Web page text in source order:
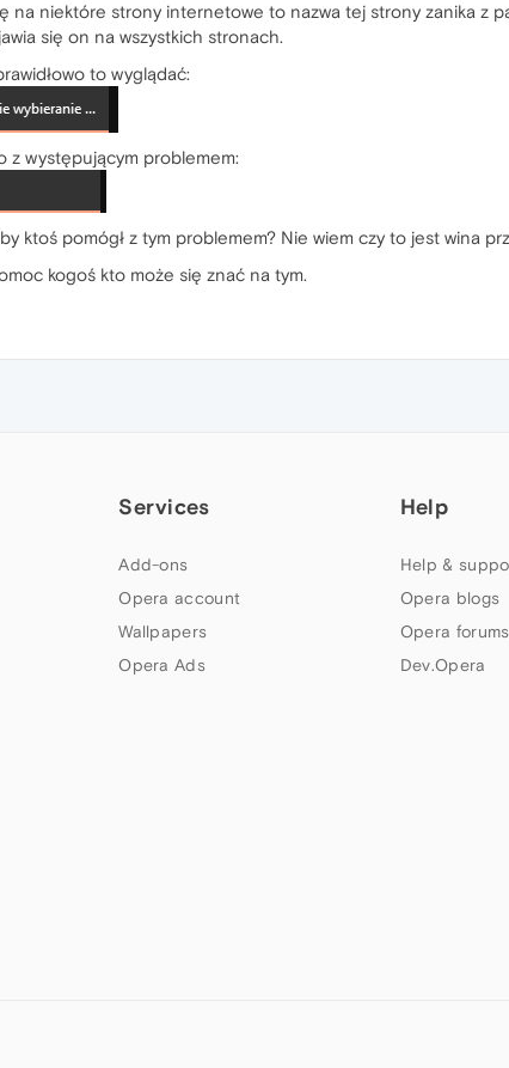
na niektóre strony internetowe to nazwa tej strony zanika z
się on na wszystkich stronach.
to wyglądać:
z występującym problemem:
ktoś pomógł z tym problemem? Nie wiem czy to jest wina
kogoś kto może się znać na tym.
Services
Add-ons
Opera account
Wallpapers
Opera Ads
Help
Help &
Opera blogs
Opera forums
Dev.Opera